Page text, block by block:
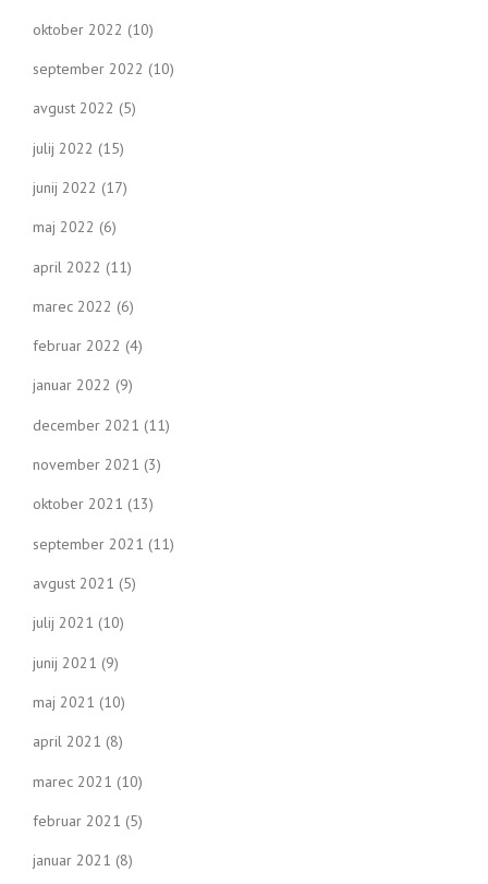
oktober 2022 (10)
september 2022 (10)
avgust 2022 (5)
julij 2022 (15)
junij 2022 (17)
maj 2022 (6)
april 2022 (11)
marec 2022 (6)
februar 2022 (4)
januar 2022 (9)
december 2021 (11)
november 2021 (3)
oktober 2021 (13)
september 2021 (11)
avgust 2021 (5)
julij 2021 (10)
junij 2021 (9)
maj 2021 (10)
april 2021 (8)
marec 2021 (10)
februar 2021 (5)
januar 2021 (8)